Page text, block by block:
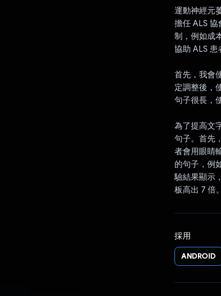
運動神經元
擔任 ALS
制，例如成
協助 ALS 患
首先，我會
定調整後，
句子很長，
為了提高文
句子。首先
者會用眼睛
的句子，例
驗結果顯示
板高出 7 倍。
採用
ANDROID